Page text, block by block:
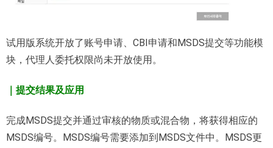
试用版系统开放了账号申请、CBI申请和MSDS提交等功能模
块，代理人委托权限尚未开放使用。
｜提交结果及应用
完成MSDS提交并通过审核的物质或混合物，将获得相应的
MSDS编号。MSDS编号需要添加到MSDS文件中。MSDS更